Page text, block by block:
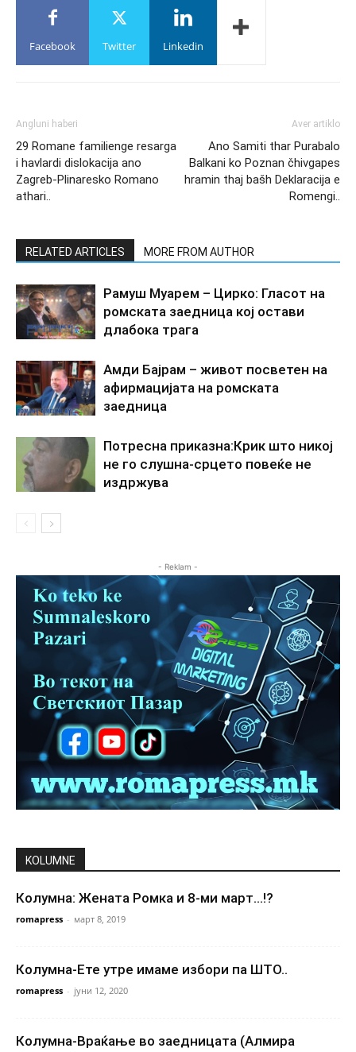
Facebook Twitter Linkedin
Angluni haberi
29 Romane familienge resarga
i havlardi dislokacija ano
Zagreb-Plinaresko Romano
athari..
Aver artiklo
Ano Samiti thar Purabalo
Balkani ko Poznan čhivgapes
hramin thaj bašh Deklaracija e
Romengi..
RELATED ARTICLES MORE FROM AUTHOR
Рамуш Муарем – Цирко: Гласот на
ромската заедница кој остави
длабока трага
Амди Бајрам – живот посветен на
афирмацијата на ромската
заедница
Потресна приказна:Крик што никој
не го слушна-срцето повеќе не
издржува
- Reklam -
KOLUMNE
Колумна: Жената Ромка и 8-ми март…!?
romapress - март 8, 2019
Колумна-Ете утре имаме избори па ШТО..
romapress - јуни 12, 2020
Колумна-Враќање во заедницата (Алмира